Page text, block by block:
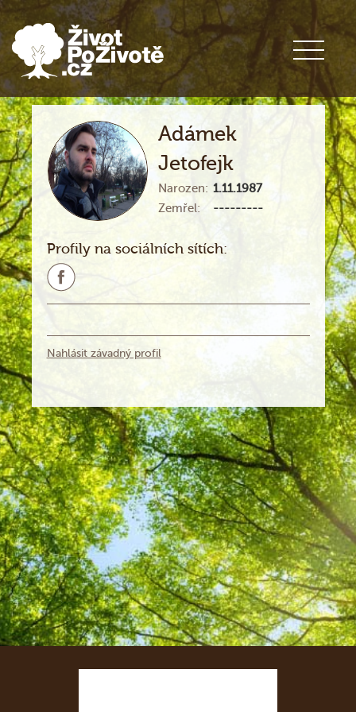
Adámek
Jetofejk
Narozen: 1.11.1987
Zemřel:
---------
Profily na sociálních sítích:
Nahlásit závadný profil